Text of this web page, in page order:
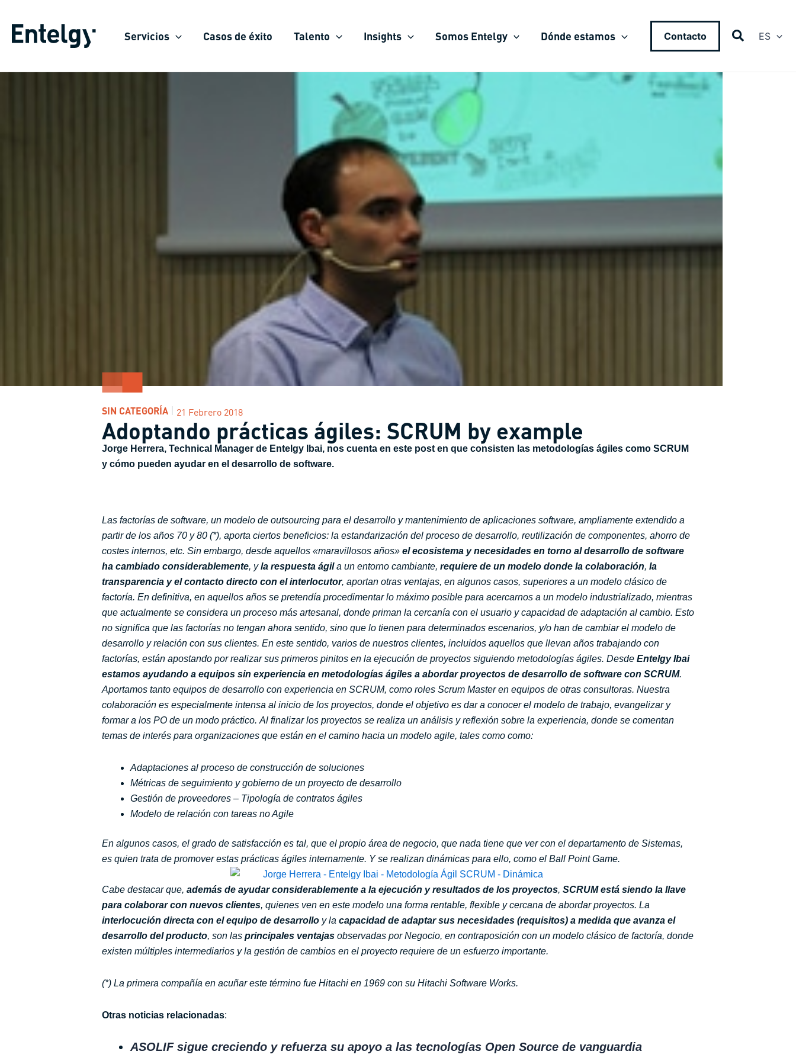
contenido
Servicios Casos de éxito Talento Insights Somos Entelgy Dónde estamos Contacto ES
SIN CATEGORÍA 21 Febrero 2018
Adoptando prácticas ágiles: SCRUM by example
Jorge Herrera, Technical Manager de Entelgy Ibai, nos cuenta en este post en que consisten las metodologías ágiles como SCRUM
y cómo pueden ayudar en el desarrollo de software.
Las factorías de software, un modelo de outsourcing para el desarrollo y mantenimiento de aplicaciones software, ampliamente extendido a
partir de los años 70 y 80 (*), aporta ciertos beneficios: la estandarización del proceso de desarrollo, reutilización de componentes, ahorro de
costes internos, etc. Sin embargo, desde aquellos «maravillosos años» el ecosistema y necesidades en torno al desarrollo de software
ha cambiado considerablemente, yla respuesta ágila un entorno cambiante, requiere de un modelo donde la colaboración, la
transparencia y el contacto directo con el interlocutor, aportan otras ventajas, en algunos casos, superiores a un modelo clásico de
factoría. En definitiva, en aquellos años se pretendía procedimentar lo máximo posible para acercarnos a un modelo industrializado, mientras
que actualmente se considera un proceso más artesanal, donde priman la cercanía con el usuario y capacidad de adaptación al cambio. Esto
no significa que las factorías no tengan ahora sentido, sino que lo tienen para determinados escenarios, y/o han de cambiar el modelo de
desarrollo y relación con sus clientes. En este sentido, varios de nuestros clientes, incluidos aquellos que llevan años trabajando con
factorías, están apostando por realizar sus primeros pinitos en la ejecución de proyectos siguiendo metodologías ágiles. Desde Entelgy Ibai
estamos ayudando a equipos sin experiencia en metodologías ágiles a abordar proyectos de desarrollo de software con SCRUM.
Aportamos tanto equipos de desarrollo con experiencia en SCRUM, como roles Scrum Master en equipos de otras consultoras. Nuestra
colaboración es especialmente intensa al inicio de los proyectos, donde el objetivo es dar a conocer el modelo de trabajo, evangelizar y
formar a los PO de un modo práctico. Al finalizar los proyectos se realiza un análisis y reflexión sobre la experiencia, donde se comentan
temas de interés para organizaciones que están en el camino hacia un modelo agile, tales como como:
Adaptaciones al proceso de construcción de soluciones
Métricas de seguimiento y gobierno de un proyecto de desarrollo
Gestión de proveedores – Tipología de contratos ágiles
Modelo de relación con tareas no Agile
En algunos casos, el grado de satisfacción es tal, que el propio área de negocio, que nada tiene que ver con el departamento de Sistemas,
es quien trata de promover estas prácticas ágiles internamente. Y se realizan dinámicas para ello, como el Ball Point Game.
Cabe destacar que, además de ayudar considerablemente a la ejecución y resultados de los proyectos, SCRUM está siendo la llave
para colaborar con nuevos clientes, quienes ven en este modelo una forma rentable, flexible y cercana de abordar proyectos. La
interlocución directa con el equipo de desarrollo y la capacidad de adaptar sus necesidades (requisitos) a medida que avanza el
desarrollo del producto, son las principales ventajas observadas por Negocio, en contraposición con un modelo clásico de factoría, donde
existen múltiples intermediarios y la gestión de cambios en el proyecto requiere de un esfuerzo importante.
(*) La primera compañía en acuñar este término fue Hitachi en 1969 con su Hitachi Software Works.
Otras noticias relacionadas:
ASOLIF sigue creciendo y refuerza su apoyo a las tecnologías Open Source de vanguardia